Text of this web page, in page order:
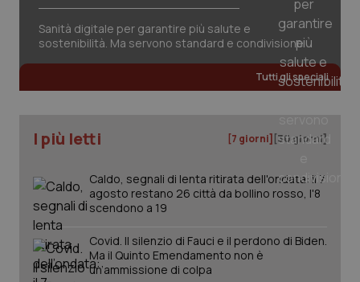
Sanità digitale per garantire più salute e
sostenibilità. Ma servono standard e condivisione
Tutti gli speciali
I più letti [7 giorni] [30 giorni]
Caldo, segnali di lenta ritirata dell'ondata: il 7
agosto restano 26 città da bollino rosso, l'8
scendono a 19
Covid. Il silenzio di Fauci e il perdono di Biden.
Ma il Quinto Emendamento non è
un’ammissione di colpa
Google LLC
.quotidianosanita.it
1
mese